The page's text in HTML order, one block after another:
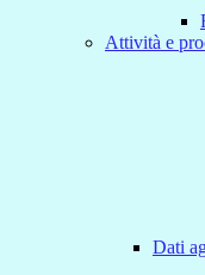
Attività e
Dati